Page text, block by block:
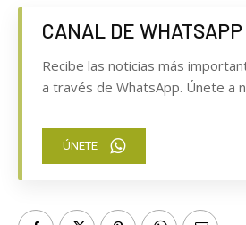
CANAL DE
Recibe las noticias más
a través de WhatsApp. Únete a
ÚNETE